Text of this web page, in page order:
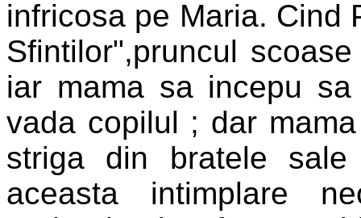
infricosa pe Maria. Cind
Sfintilor",pruncul
iar mama sa incepu
vada copilul ; dar
striga din bratele
aceasta intimplare